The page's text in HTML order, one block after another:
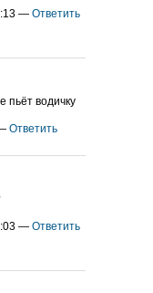
— Ответить
пьёт водичку
Ответить
— Ответить